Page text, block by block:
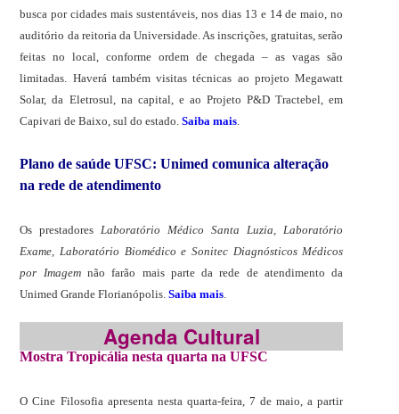
busca por cidades mais sustentáveis, nos dias 13 e 14 de maio, no
auditório da reitoria da Universidade. As inscrições, gratuitas, serão
feitas no local, conforme ordem de chegada – as vagas são
limitadas. Haverá também visitas técnicas ao projeto Megawatt
Solar, da Eletrosul, na capital, e ao Projeto P&D Tractebel, em
Capivari de Baixo, sul do estado.Saiba mais
Plano de saúde UFSC: Unimed comunica alteração
na rede de atendimento
Os prestadores Laboratório Médico Santa Luzia, Laboratório
Exame, Laboratório Biomédico e Sonitec Diagnósticos Médicos
por Imagemnão farão mais parte da rede de atendimento da
Unimed Grande Florianópolis.Saiba mais
Agenda Cultural
Mostra Tropicália nesta quarta na UFSC
O Cine Filosofia apresenta nesta quarta-feira, 7 de maio, a partir